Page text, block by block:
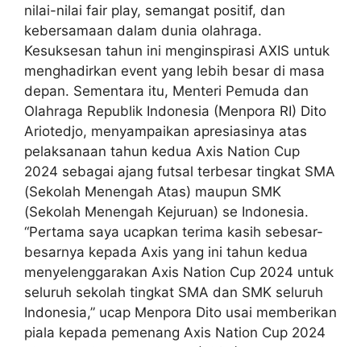
nilai-nilai fair play, semangat positif, dan
kebersamaan dalam dunia olahraga.
Kesuksesan tahun ini menginspirasi AXIS untuk
menghadirkan event yang lebih besar di masa
depan. Sementara itu, Menteri Pemuda dan
Olahraga Republik Indonesia (Menpora RI) Dito
Ariotedjo, menyampaikan apresiasinya atas
pelaksanaan tahun kedua Axis Nation Cup
2024 sebagai ajang futsal terbesar tingkat SMA
(Sekolah Menengah Atas) maupun SMK
(Sekolah Menengah Kejuruan) se Indonesia.
“Pertama saya ucapkan terima kasih sebesar-
besarnya kepada Axis yang ini tahun kedua
menyelenggarakan Axis Nation Cup 2024 untuk
seluruh sekolah tingkat SMA dan SMK seluruh
Indonesia,” ucap Menpora Dito usai memberikan
piala kepada pemenang Axis Nation Cup 2024